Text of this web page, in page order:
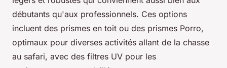
débutants qu'aux professionnels. Ces options
incluent des prismes en toit ou des prismes Porro,
optimaux pour diverses activités allant de la chasse
au safari, avec des filtres UV pour les